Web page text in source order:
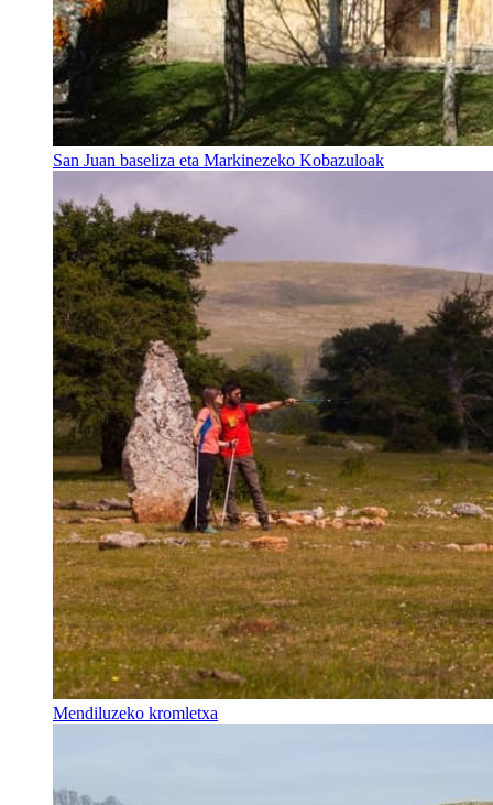
San Juan baseliza eta Markinezeko Kobazuloak
Mendiluzeko kromletxa